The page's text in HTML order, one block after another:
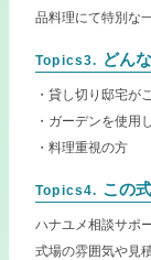
品料理にて特別な
Topics3. どん
・貸し切り邸宅が
・ガーデンを使用
・料理重視の方
Topics4. この
ハナユメ相談サポ
式場の雰囲気や見